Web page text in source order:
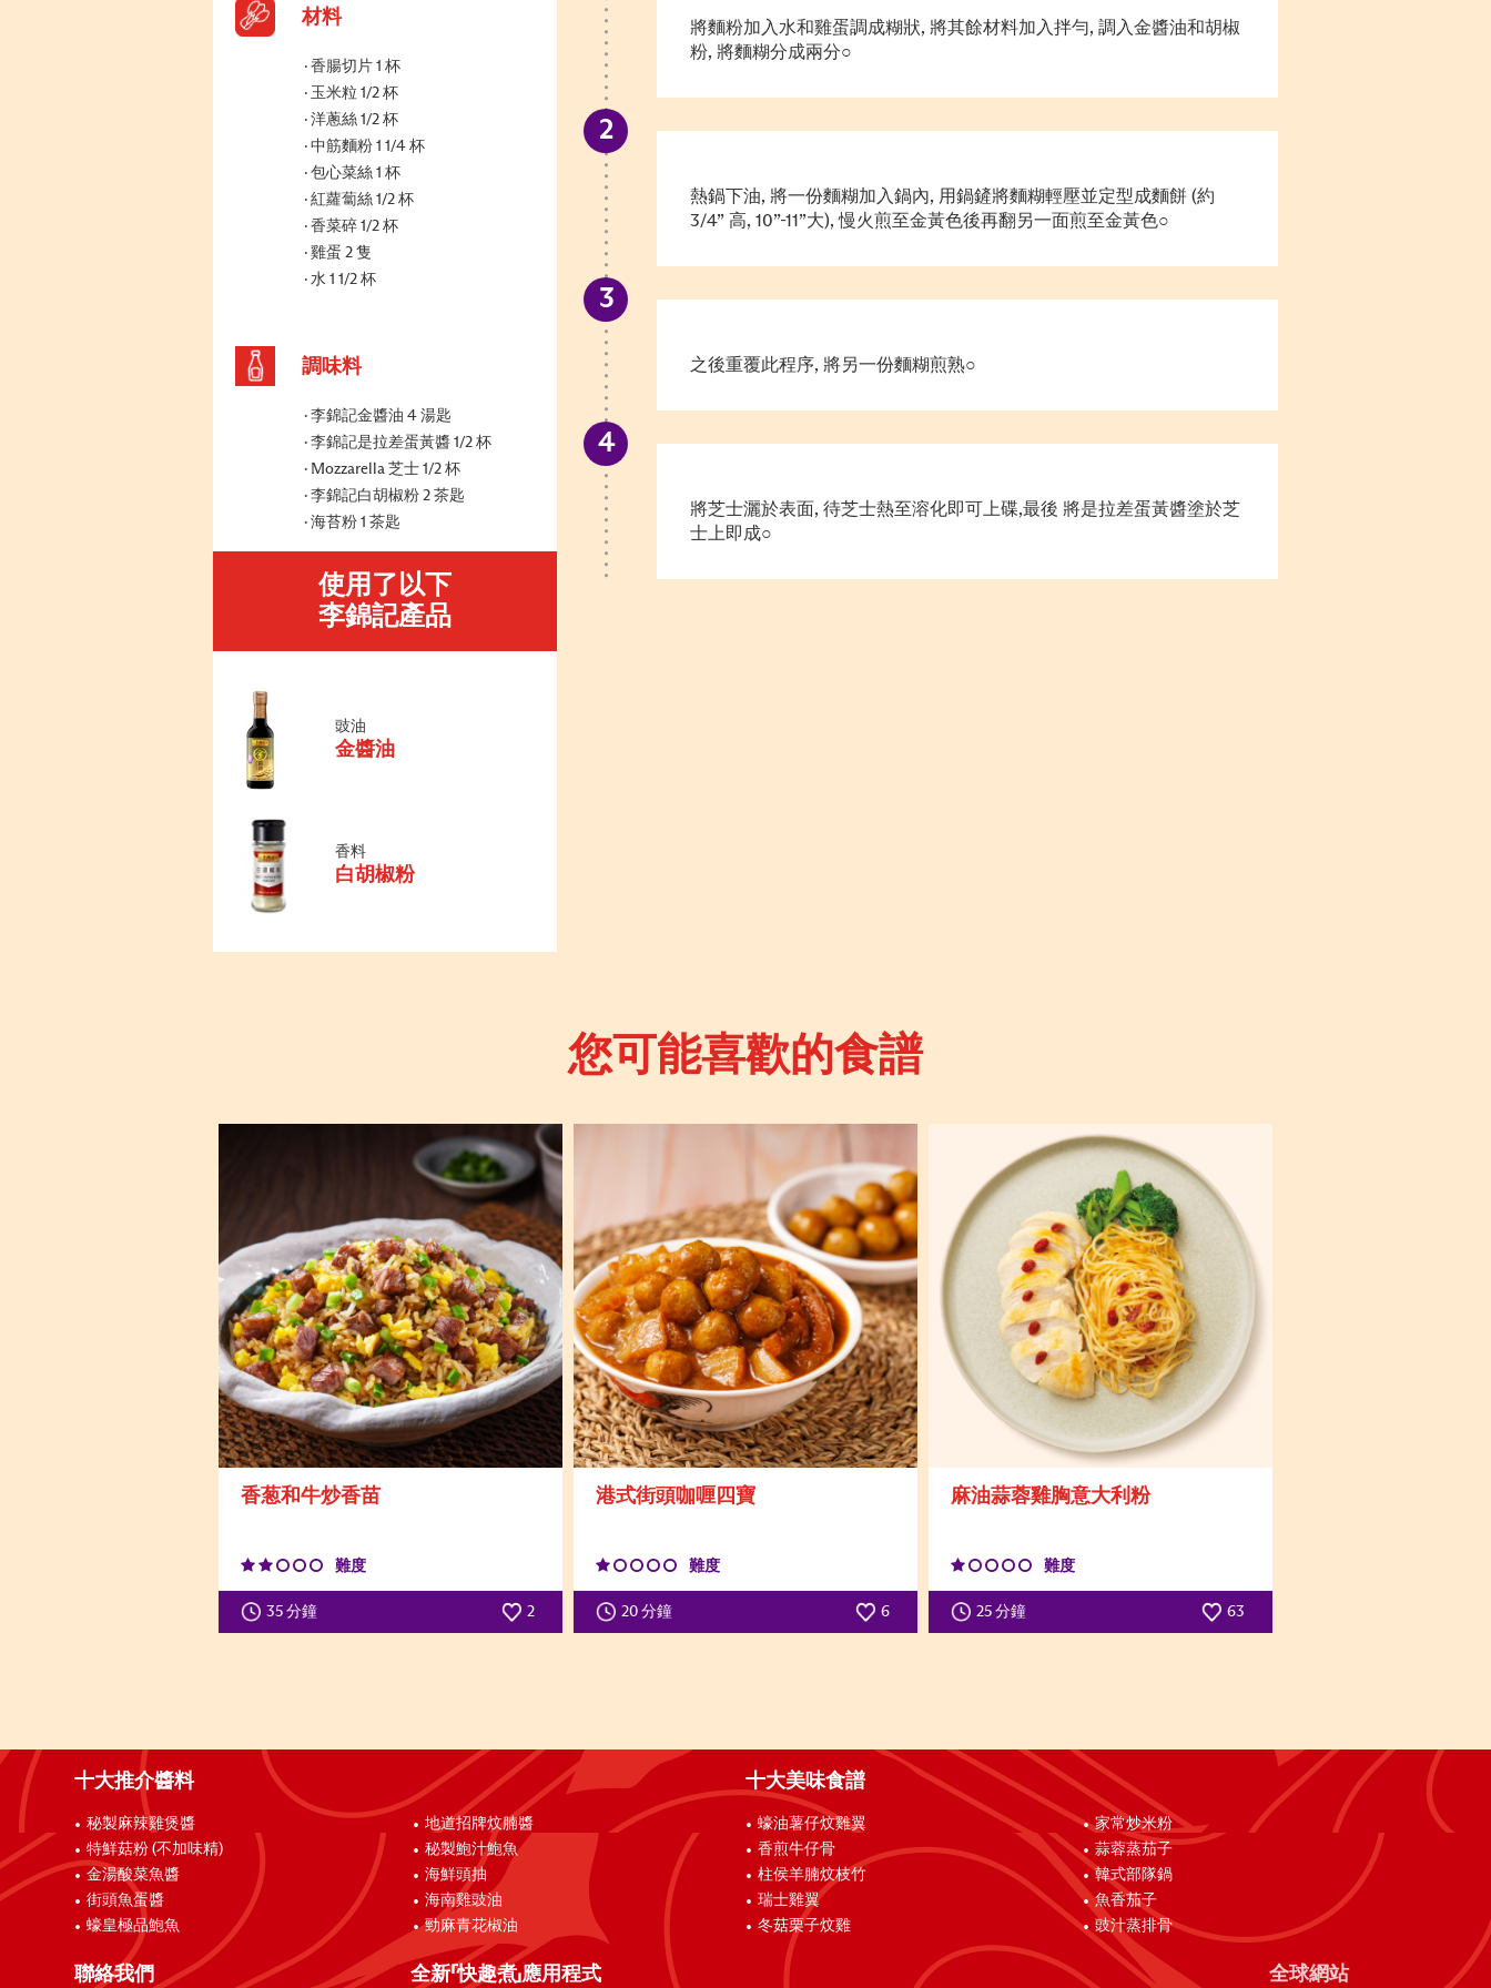
材料
香腸切片 1 杯
玉米粒 1/2 杯
洋蔥絲 1/2 杯
中筋麵粉 1 1/4 杯
包心菜絲 1 杯
紅蘿蔔絲 1/2 杯
香菜碎 1/2 杯
雞蛋 2 隻
水 1 1/2 杯
調味料
李錦記金醬油 4 湯匙
李錦記是拉差蛋黃醬 1/2 杯
Mozzarella 芝士 1/2 杯
李錦記白胡椒粉 2 茶匙
海苔粉 1 茶匙
使用了以下
李錦記產品
豉油
金醬油
香料
白胡椒粉
將麵粉加入水和雞蛋調成糊狀, 將其餘材料加入拌勻, 調入金醬油和胡椒
粉, 將麵糊分成兩分○
熱鍋下油, 將一份麵糊加入鍋內, 用鍋鏟將麵糊輕壓並定型成麵餅 (約
3/4” 高, 10”-11”大), 慢火煎至金黃色後再翻另一面煎至金黃色○
之後重覆此程序, 將另一份麵糊煎熟○
將芝士灑於表面, 待芝士熱至溶化即可上碟,最後 將是拉差蛋黃醬塗於芝
士上即成○
您可能喜歡的食譜
香葱和牛炒香苗
難度
35 分鐘 2
港式街頭咖喱四寶
難度
20 分鐘 6
麻油蒜蓉雞胸意大利粉
難度
25 分鐘 63
十大推介醬料
秘製麻辣雞煲醬
特鮮菇粉 (不加味精)
金湯酸菜魚醬
街頭魚蛋醬
蠔皇極品鮑魚
地道招牌炆腩醬
秘製鮑汁鮑魚
海鮮頭抽
海南雞豉油
勁麻青花椒油
十大美味食譜
蠔油薯仔炆雞翼
香煎牛仔骨
柱侯羊腩炆枝竹
瑞士雞翼
冬菇栗子炆雞
家常炒米粉
蒜蓉蒸茄子
韓式部隊鍋
魚香茄子
豉汁蒸排骨
聯絡我們 全新「快趣煮」應用程式 全球網站